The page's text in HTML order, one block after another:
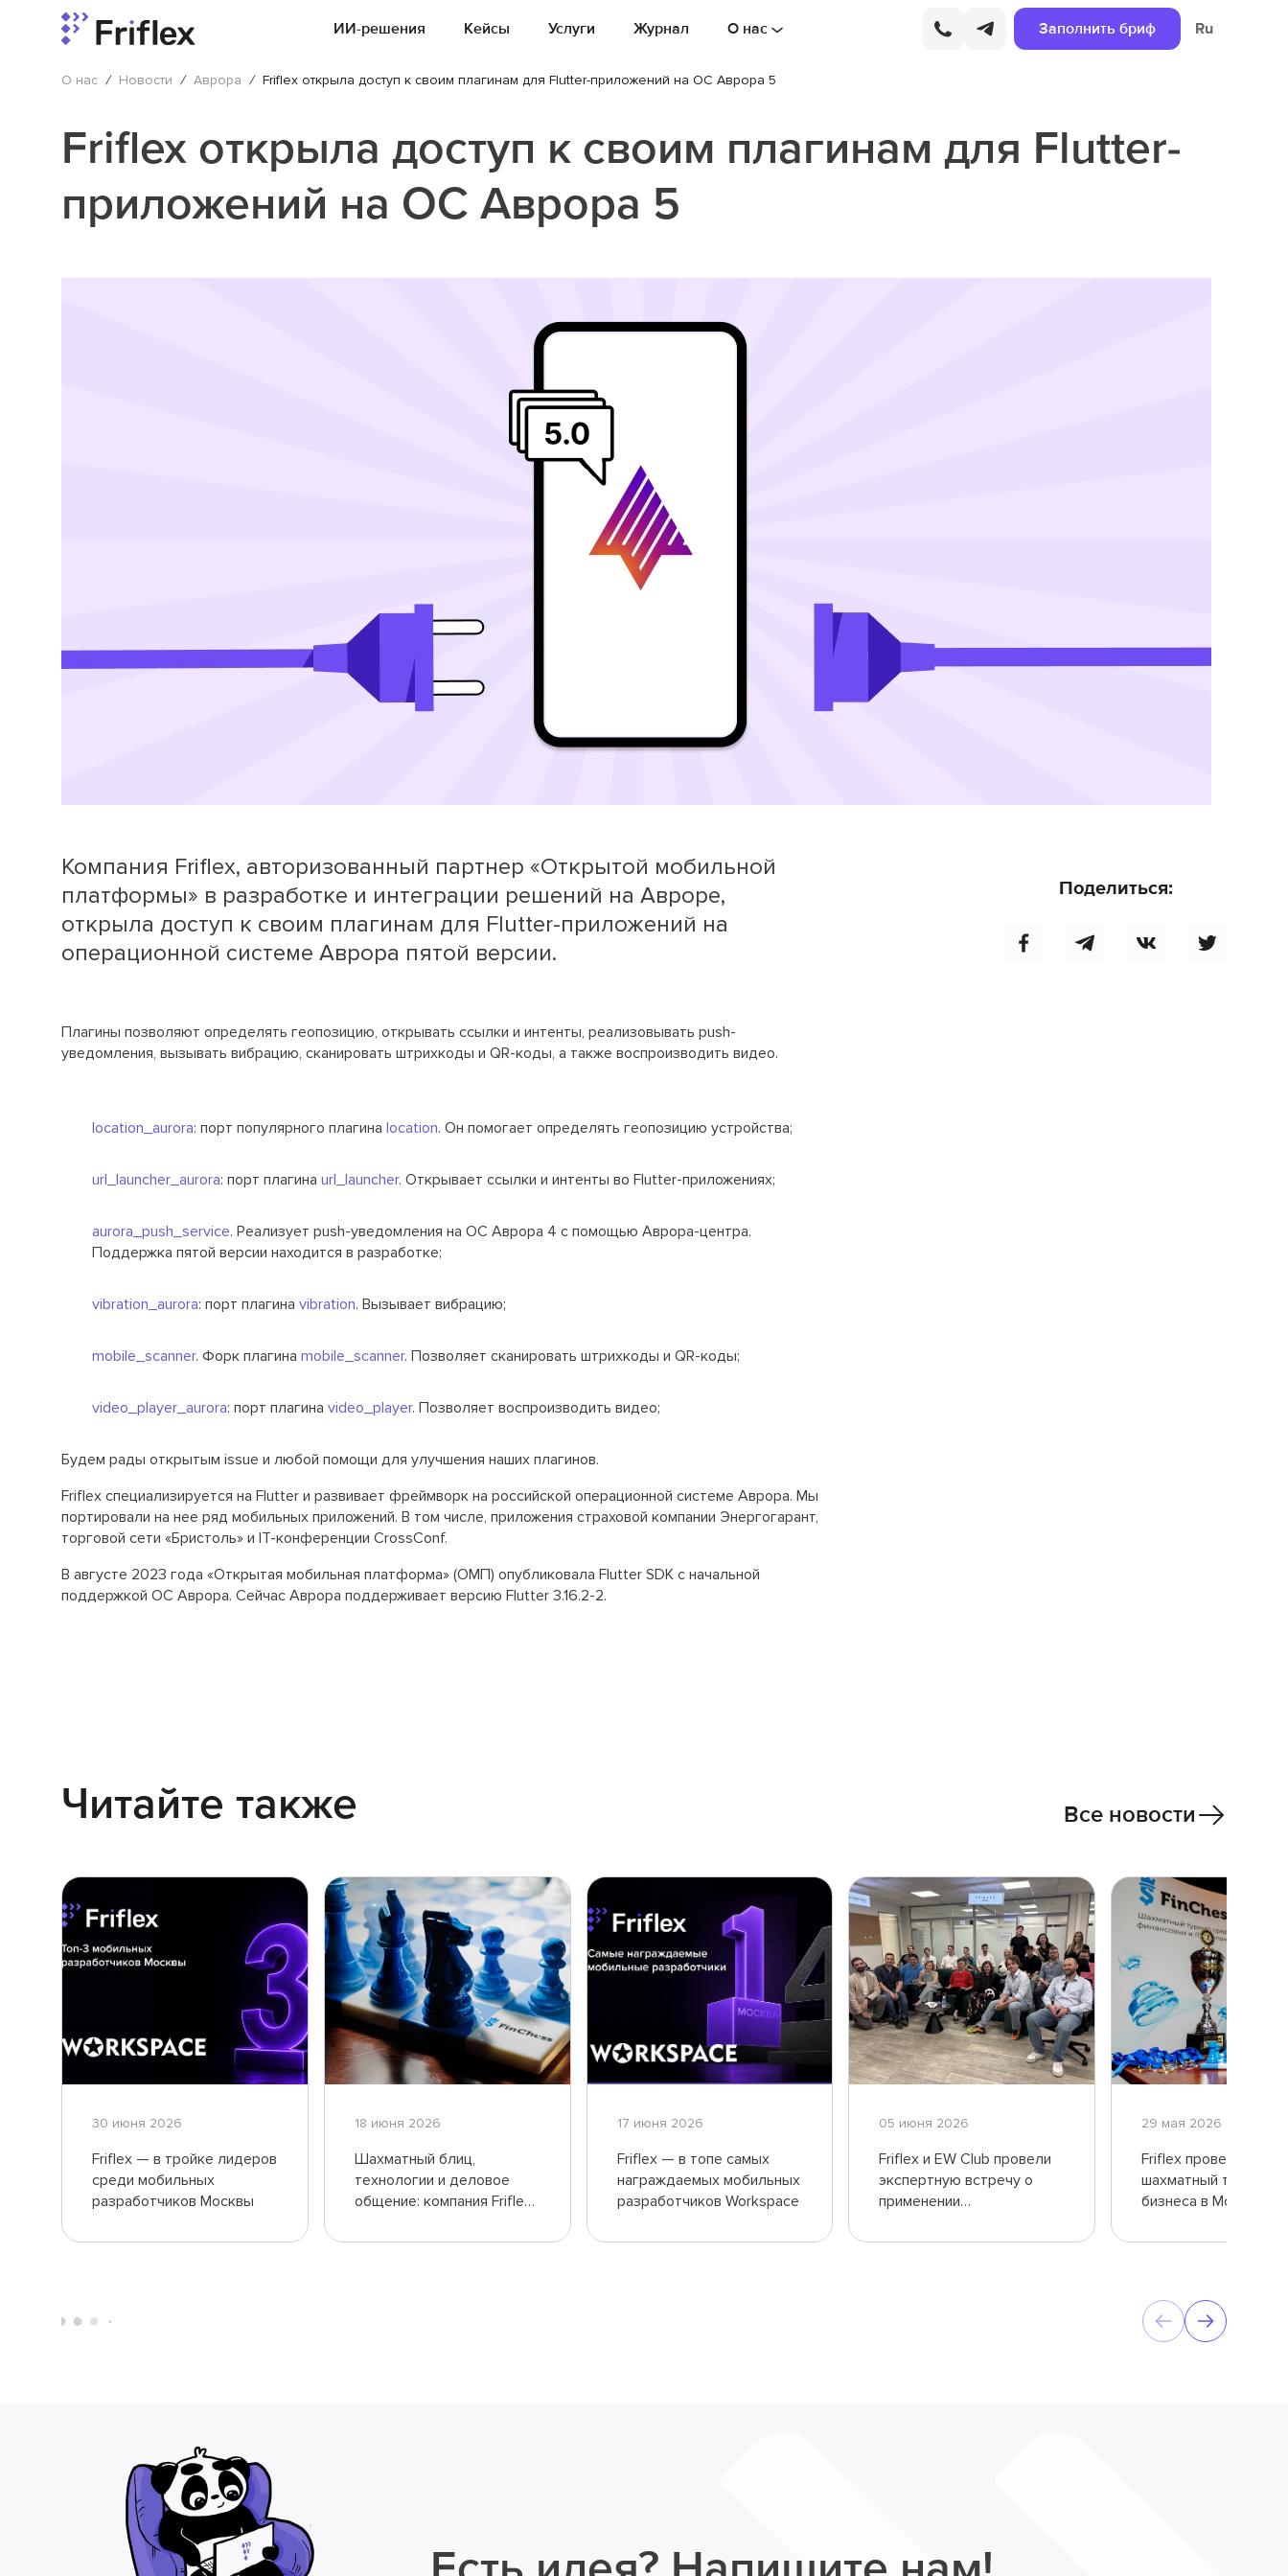
ИИ-решения Кейсы Услуги Журнал О нас Заполнить бриф Ru
О нас / Новости / Аврора / Friflex открыла доступ к своим плагинам для Flutter-приложений на ОС Аврора 5
Friflex открыла доступ к своим плагинам для Flutter-
приложений на ОС Аврора 5
Компания Friflex, авторизованный партнер «Открытой мобильной
платформы» в разработке и интеграции решений на Авроре,
открыла доступ к своим плагинам для Flutter-приложений на
операционной системе Аврора пятой версии.
Плагины позволяют определять геопозицию, открывать ссылки и интенты, реализовывать push-
уведомления, вызывать вибрацию, сканировать штрихкоды и QR-коды, а также воспроизводить видео.
location_aurora: порт популярного плагина location. Он помогает определять геопозицию устройства;
url_launcher_aurora: порт плагина url_launcher. Открывает ссылки и интенты во Flutter-приложениях;
aurora_push_service. Реализует push-уведомления на ОС Аврора 4 с помощью Аврора-центра.
Поддержка пятой версии находится в разработке;
vibration_aurora: порт плагина vibration. Вызывает вибрацию;
mobile_scanner. Форк плагина mobile_scanner. Позволяет сканировать штрихкоды и QR-коды;
video_player_aurora: порт плагина video_player. Позволяет воспроизводить видео;
Будем рады открытым issue и любой помощи для улучшения наших плагинов.
Friflex специализируется на Flutter и развивает фреймворк на российской операционной системе Аврора. Мы
портировали на нее ряд мобильных приложений. В том числе, приложения страховой компании Энергогарант,
торговой сети «Бристоль» и IT-конференции CrossConf.
В августе 2023 года «Открытая мобильная платформа» (ОМП) опубликовала Flutter SDK с начальной
поддержкой ОС Аврора. Сейчас Аврора поддерживает версию Flutter 3.16.2-2.
Поделиться:
Читайте также
30 июня 2026
Friflex — в тройке лидеров
среди мобильных
разработчиков Москвы
18 июня 2026
Шахматный блиц,
технологии и деловое
общение: компания Friflex
17 июня 2026
Friflex — в топе самых
награждаемых мобильных
разработчиков Workspace
05 июня 2026
Friflex и EW Club провели
экспертную встречу о
применении
интеллекта в ритейле
29 мая 2026
Friflex проведет
шахматный турнир
бизнеса в Москве
Все новости